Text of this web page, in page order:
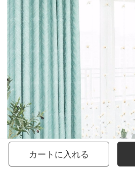
カートに入れる